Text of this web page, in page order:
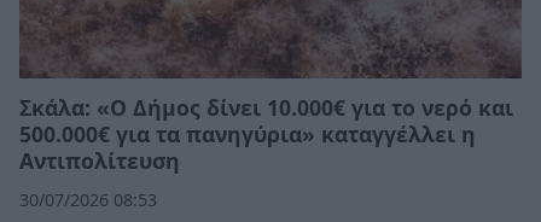
Σκάλα: «Ο Δήμος δίνει 10.000€ για το νερό και
500.000€ για τα πανηγύρια» καταγγέλλει η
Αντιπολίτευση
30/07/2026 08:53